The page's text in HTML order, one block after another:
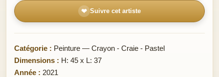
❤ Suivre cet artiste
Catégorie : Peinture — Crayon - Craie - Pastel
Dimensions : H: 45 x L: 37
Année : 2021